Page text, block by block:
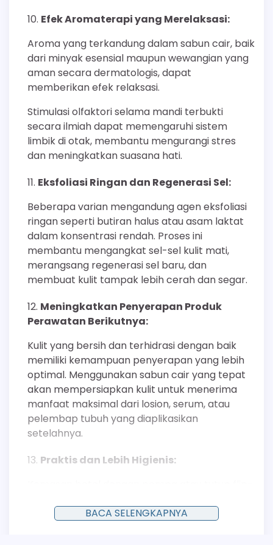
Efek Aromaterapi yang Merelaksasi:
Aroma yang terkandung dalam sabun cair, baik
dari minyak esensial maupun wewangian yang
aman secara dermatologis, dapat
memberikan efek relaksasi.
Stimulasi olfaktori selama mandi terbukti
secara ilmiah dapat memengaruhi sistem
limbik di otak, membantu mengurangi stres
dan meningkatkan suasana hati.
Eksfoliasi Ringan dan Regenerasi Sel:
Beberapa varian mengandung agen eksfoliasi
ringan seperti butiran halus atau asam laktat
dalam konsentrasi rendah. Proses ini
membantu mengangkat sel-sel kulit mati,
merangsang regenerasi sel baru, dan
membuat kulit tampak lebih cerah dan segar.
Meningkatkan Penyerapan Produk
Perawatan Berikutnya:
Kulit yang bersih dan terhidrasi dengan baik
memiliki kemampuan penyerapan yang lebih
optimal. Menggunakan sabun cair yang tepat
akan mempersiapkan kulit untuk menerima
manfaat maksimal dari losion, serum, atau
pelembap tubuh yang diaplikasikan
setelahnya.
Praktis dan Lebih Higienis:
praktis dan higienis dibandingkan sabun
BACA SELENGKAPNYA